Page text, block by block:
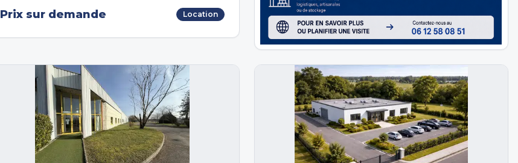
Prix sur demande Location